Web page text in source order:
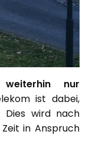
nur
ist dabei,
Dies wird nach
in Anspruch